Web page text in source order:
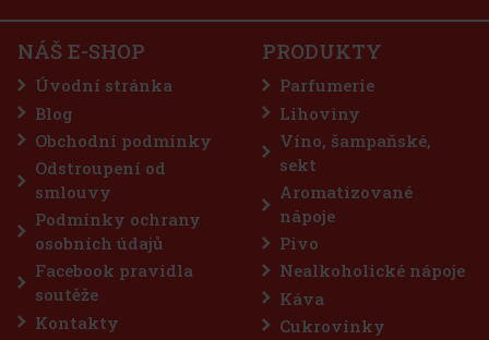
kvalitní ikonické
kvalitní kovová
Do košíku
NÁŠ E-SHOP
Úvodní stránka
Blog
Obchodní podmínky
Odstroupení od
smlouvy
Podmínky ochrany
osobních údajů
Facebook pravidla
soutěže
Kontakty
PRODUKTY
Parfumerie
Lihoviny
Víno, šampaňské,
sekt
Aromatizované
nápoje
Pivo
Nealkoholické nápoje
Káva
Cukrovinky